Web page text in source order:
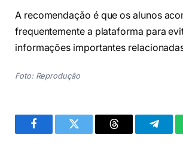
A recomendação é que os alunos
frequentemente a plataforma para
informações importantes
Foto: Reprodução
FacebookTwitter Threads